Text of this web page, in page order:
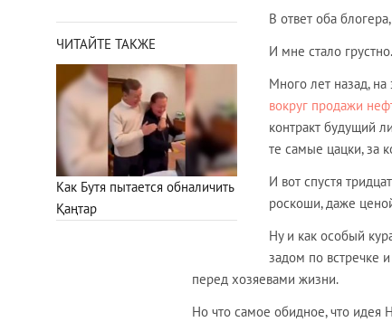
ЧИТАЙТЕ ТАКЖЕ
Как Бутя пытается обналичить
Қаңтар
В ответ оба
И мне стало грустно.
Много лет назад,
вокруг продажи
контракт будущий
те самые цацки, за
И вот спустя
роскоши, даже
Ну и как особый
задом по встречке
перед хозяевами жизни.
Но что самое обидное, что идея